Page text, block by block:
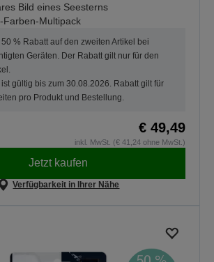
Bild eines Seesterns
Farben-Multipack
% Rabatt auf den zweiten Artikel bei
Geräten. Der Rabatt gilt nur für den
gültig bis zum 30.08.2026. Rabatt gilt für
pro Produkt und Bestellung.
€ 49,49
inkl. MwSt. (€ 41,24 ohne MwSt.)
Jetzt kaufen
Verfügbarkeit in Ihrer Nähe